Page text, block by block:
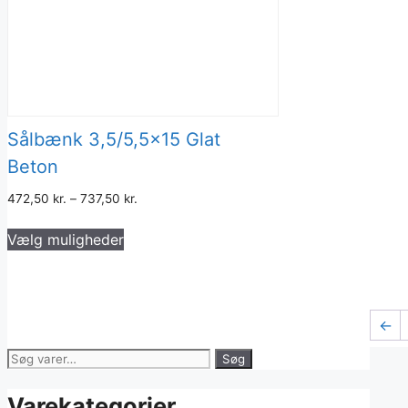
Sålbænk 3,5/5,5×15 Glat
Beton
472,50 kr. – 737,50 kr.
Vælg muligheder
Dette
vare
kan
på
←
Søg
Søg